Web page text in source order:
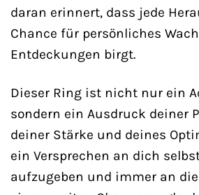
daran erinnert, dass jede
Chance für persönliches
Entdeckungen birgt.
Dieser Ring ist nicht nur ein
sondern ein Ausdruck deiner
deiner Stärke und deines
ein Versprechen an dich
aufzugeben und immer an